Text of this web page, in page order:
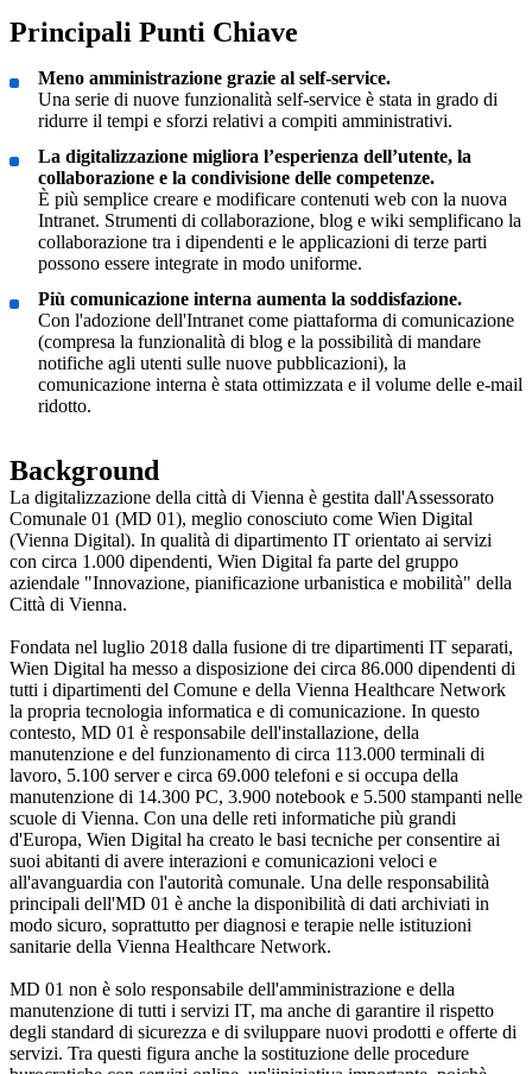
Principali Punti Chiave
Meno amministrazione grazie al self-service.
Una serie di nuove funzionalità self-service è stata in grado di
ridurre il tempi e sforzi relativi a compiti amministrativi.
La digitalizzazione migliora l’esperienza dell’utente, la
collaborazione e la condivisione delle competenze.
È più semplice creare e modificare contenuti web con la nuova
Intranet. Strumenti di collaborazione, blog e wiki semplificano la
collaborazione tra i dipendenti e le applicazioni di terze parti
possono essere integrate in modo uniforme.
Più comunicazione interna aumenta la soddisfazione.
Con l'adozione dell'Intranet come piattaforma di comunicazione
(compresa la funzionalità di blog e la possibilità di mandare
notifiche agli utenti sulle nuove pubblicazioni), la
comunicazione interna è stata ottimizzata e il volume delle e-mail
ridotto.
Background
La digitalizzazione della città di Vienna è gestita dall'Assessorato
Comunale 01 (MD 01), meglio conosciuto come Wien Digital
(Vienna Digital). In qualità di dipartimento IT orientato ai servizi
con circa 1.000 dipendenti, Wien Digital fa parte del gruppo
aziendale "Innovazione, pianificazione urbanistica e mobilità" della
Città di Vienna.
Fondata nel luglio 2018 dalla fusione di tre dipartimenti IT separati,
Wien Digital ha messo a disposizione dei circa 86.000 dipendenti di
tutti i dipartimenti del Comune e della Vienna Healthcare Network
la propria tecnologia informatica e di comunicazione. In questo
contesto, MD 01 è responsabile dell'installazione, della
manutenzione e del funzionamento di circa 113.000 terminali di
lavoro, 5.100 server e circa 69.000 telefoni e si occupa della
manutenzione di 14.300 PC, 3.900 notebook e 5.500 stampanti nelle
scuole di Vienna. Con una delle reti informatiche più grandi
d'Europa, Wien Digital ha creato le basi tecniche per consentire ai
suoi abitanti di avere interazioni e comunicazioni veloci e
all'avanguardia con l'autorità comunale. Una delle responsabilità
principali dell'MD 01 è anche la disponibilità di dati archiviati in
modo sicuro, soprattutto per diagnosi e terapie nelle istituzioni
sanitarie della Vienna Healthcare Network.
MD 01 non è solo responsabile dell'amministrazione e della
manutenzione di tutti i servizi IT, ma anche di garantire il rispetto
degli standard di sicurezza e di sviluppare nuovi prodotti e offerte di
servizi. Tra questi figura anche la sostituzione delle procedure